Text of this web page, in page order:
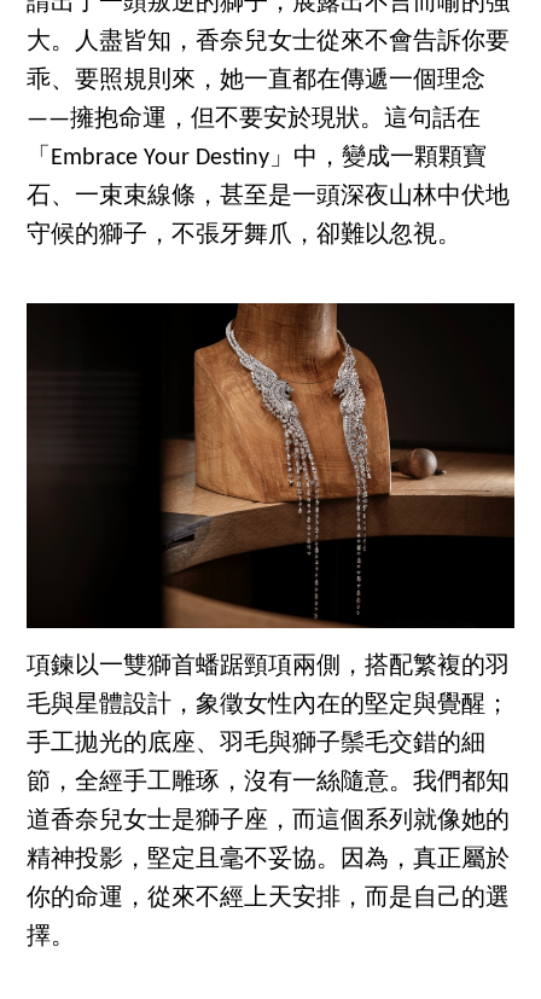
大。人盡皆知，香奈兒女士從來不會告訴你要
乖、要照規則來，她一直都在傳遞一個理念
——擁抱命運，但不要安於現狀。這句話在
「Embrace Your Destiny」中，變成一顆顆寶
石、一束束線條，甚至是一頭深夜山林中伏地
守候的獅子，不張牙舞爪，卻難以忽視。
項鍊以一雙獅首蟠踞頸項兩側，搭配繁複的羽
毛與星體設計，象徵女性內在的堅定與覺醒；
手工拋光的底座、羽毛與獅子鬃毛交錯的細
節，全經手工雕琢，沒有一絲隨意。我們都知
道香奈兒女士是獅子座，而這個系列就像她的
精神投影，堅定且毫不妥協。因為，真正屬於
你的命運，從來不經上天安排，而是自己的選
擇。